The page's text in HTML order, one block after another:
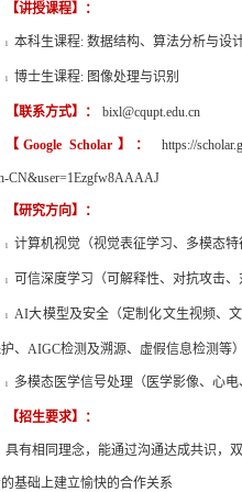
【讲授课程】：
l 本科生课程: 数据结构、算法分析与设
l 博士生课程: 图像处理与识别
【联系方式】： bixl@cqupt.edu.cn
【Google Scholar 】： https://
CN&user=1Ezgfw8AAAAJ
【研究方向】：
l 计算机视觉（视觉表征学习、多模态特
l 可信深度学习（可解释性、对抗攻击、
l AI大模型及安全（定制化文生视频、
、 AIGC检测及溯源、虚假信息检测等）
l 多模态医学信号处理（医学影像、 心电
【招生要求】：
具有相同理念，能通过沟通达成共识，
基础上建立愉快的合作关系